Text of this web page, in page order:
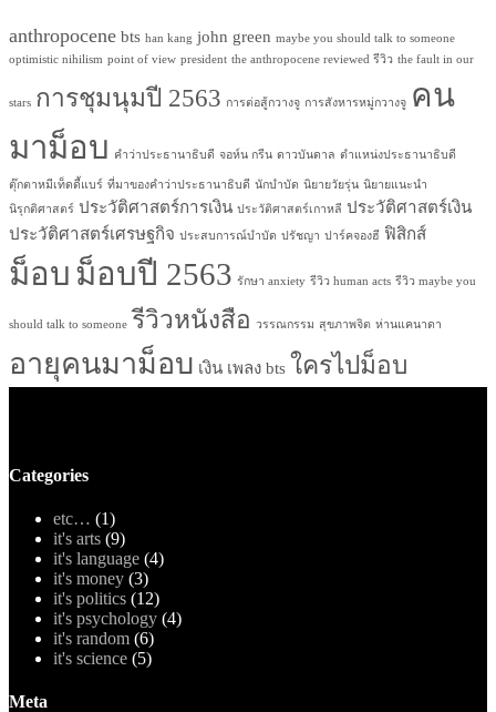
anthropocene bts han kang john green maybe you should talk to someone
optimistic nihilism point of view president the anthropocene reviewed รีวิว the fault in our
stars การชุมนุมปี 2563 การต่อสู้กวางจู การสังหารหมู่กวางจู คน
มาม็อบ
คำว่าประธานาธิบดี จอห์น กรีน ดาวบันดาล ตำแหน่งประธานาธิบดี
ตุ๊กตาหมีเท็ดดี้แบร์ ที่มาของคำว่าประธานาธิบดี นักบำบัด นิยายวัยรุ่น นิยายแนะนำ
นิรุกติศาสตร์ ประวัติศาสตร์การเงิน ประวัติศาสตร์เกาหลี ประวัติศาสตร์เงิน
ประวัติศาสตร์เศรษฐกิจ ประสบการณ์บำบัด ปรัชญา ปาร์คจองฮี ฟิสิกส์
ม็อบ ม็อบปี 2563 รักษา anxiety รีวิว human acts รีวิว maybe you
should talk to someone รีวิวหนังสือ วรรณกรรม สุขภาพจิต ห่านแคนาดา
อายุคนมาม็อบ เงิน เพลง bts ใครไปม็อบ
Categories
etc… (1)
it's arts (9)
it's language (4)
it's money (3)
it's politics (12)
it's psychology (4)
it's random (6)
it's science (5)
Meta